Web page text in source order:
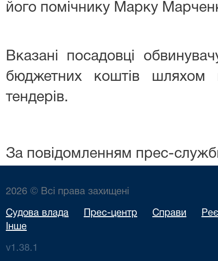
його помічнику Марку
Вказані посадовці
бюджетних коштів шляхом
тендерів.
За повідомленням прес-
2026 © Всі права захищені
Судова влада Прес-центр Справи
Інше
v1.38.1